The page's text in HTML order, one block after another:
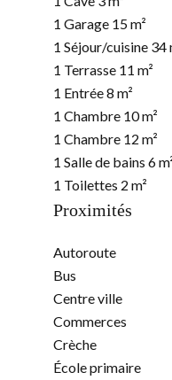
1 Garage 15 m²
1 Séjour/cuisine 34
1 Terrasse 11 m²
1 Entrée8 m²
1 Chambre 10 m²
1 Chambre 12 m²
1 Salle de bains 6
1 Toilettes 2 m²
Proximités
Autoroute
Bus
Centre ville
Commerces
Crèche
École primaire